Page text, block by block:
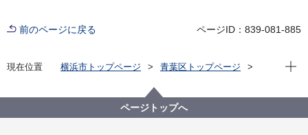
前のページに戻る ページID：839-081-885
現在位置 横浜市トップページ
青葉区トップページ
松風台第二公園（まつかぜだいだいにこうえん）
現在
ページトップへ